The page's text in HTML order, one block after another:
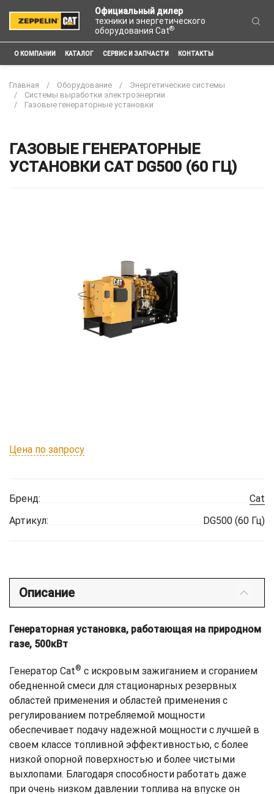
Официальный дилер
техники и энергетического
оборудования Cat®
О КОМПАНИИ КАТАЛОГ СЕРВИС И ЗАПЧАСТИ КОНТАКТЫ
Главная Оборудование
Энергетические системы
Системы выработки электроэнергии
Газовые генераторные установки
ГАЗОВЫЕ ГЕНЕРАТОРНЫЕ
УСТАНОВКИ CAT DG500 (60 ГЦ)
Цена по запросу
Бренд:
Cat
Артикул:
DG500 (60 Гц)
Описание
Генераторная установка, работающая на природном
газе, 500кВт
Генератор Cat® с искровым зажиганием и сгоранием
обедненной смеси для стационарных резервных
областей применения и областей применения с
регулированием потребляемой мощности
обеспечивает подачу надежной мощности с лучшей в
своем классе топливной эффективностью, с более
низкой опорной поверхностью и более чистыми
выхлопами. Благодаря способности работать даже
при очень низком давлении топлива на впуске он